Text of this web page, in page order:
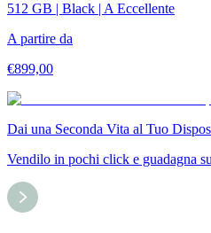
512 GB | Black | A Eccellente
A partire da
€899,00
Dai una Seconda Vita al Tuo
Vendilo in pochi click e guadagna